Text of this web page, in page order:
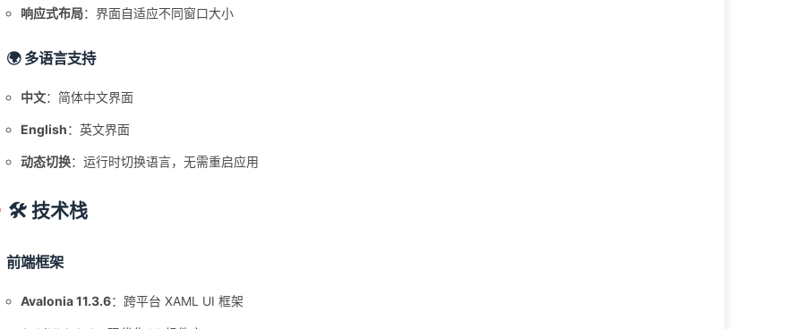
响应式布局：界面自适应不同窗口大小
🌍 多语言支持
中文：简体中文界面
English：英文界面
动态切换：运行时切换语言，无需重启应用
🛠️ 技术栈
前端框架
Avalonia 11.3.6：跨平台 XAML UI 框架